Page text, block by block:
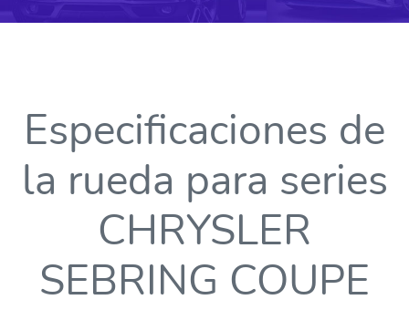
Especificaciones de
la rueda para series
CHRYSLER
SEBRING COUPE